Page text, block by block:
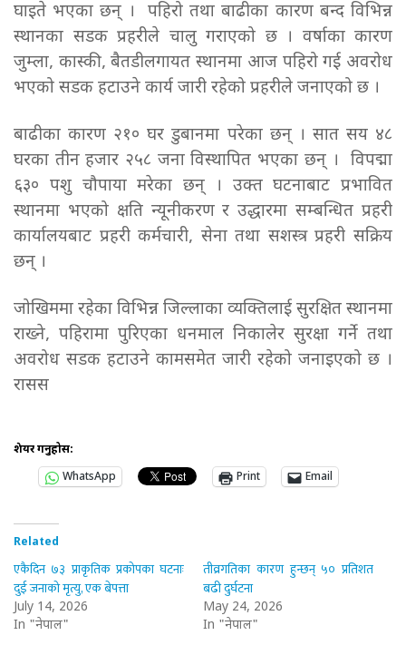
घाइते भएका छन् । पहिरो तथा बाढीका कारण बन्द विभिन्न
स्थानका सडक प्रहरीले चालु गराएको छ । वर्षाका कारण
जुम्ला, कास्की, बैतडीलगायत स्थानमा आज पहिरो गई अवरोध
भएको सडक हटाउने कार्य जारी रहेको प्रहरीले जनाएको छ ।
बाढीका कारण २१० घर डुबानमा परेका छन् । सात सय ४८
घरका तीन हजार २५८ जना विस्थापित भएका छन् । विपद्मा
६३० पशु चौपाया मरेका छन् । उक्त घटनाबाट प्रभावित
स्थानमा भएको क्षति न्यूनीकरण र उद्धारमा सम्बन्धित प्रहरी
कार्यालयबाट प्रहरी कर्मचारी, सेना तथा सशस्त्र प्रहरी सक्रिय
छन् ।
जोखिममा रहेका विभिन्न जिल्लाका व्यक्तिलाई सुरक्षित स्थानमा
राख्ने, पहिरामा पुरिएका धनमाल निकालेर सुरक्षा गर्ने तथा
अवरोध सडक हटाउने कामसमेत जारी रहेको जनाइएको छ ।
रासस
शेयर गर्नुहोस:
WhatsApp
Print Email
Related
एकैदिन ७३ प्राकृतिक प्रकोपका घटनाः
दुई जनाको मृत्यु, एक बेपत्ता
July 14, 2026
In "नेपाल"
तीव्रगतिका कारण हुन्छन् ५० प्रतिशत
बढी दुर्घटना
May 24, 2026
In "नेपाल"